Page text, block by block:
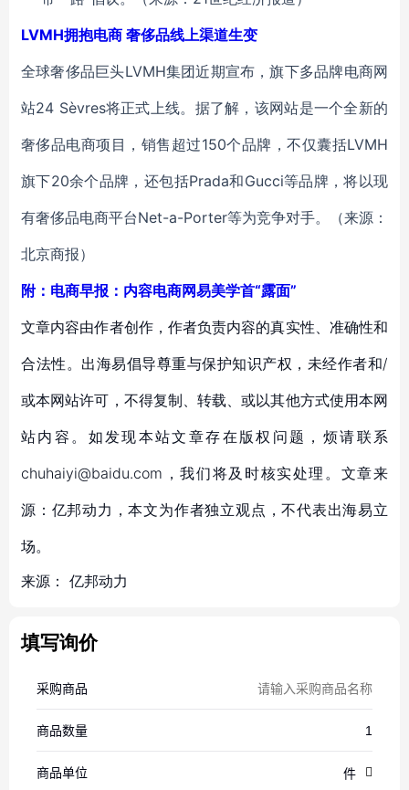
LVMH拥抱电商 奢侈品线上渠道生变
全球奢侈品巨头LVMH集团近期宣布，旗下多品牌电商网
站24 Sèvres将正式上线。据了解，该网站是一个全新的
奢侈品电商项目，销售超过150个品牌，不仅囊括LVMH
旗下20余个品牌，还包括Prada和Gucci等品牌，将以现
有奢侈品电商平台Net-a-Porter等为竞争对手。（来源：
北京商报）
附：电商早报：内容电商网易美学首“露面”
文章内容由作者创作，作者负责内容的真实性、准确性和
合法性。出海易倡导尊重与保护知识产权，未经作者和/
或本网站许可，不得复制、转载、或以其他方式使用本网
站内容。如发现本站文章存在版权问题，烦请联系
chuhaiyi@baidu.com，我们将及时核实处理。文章来
源：亿邦动力，本文为作者独立观点，不代表出海易立
场。
来源： 亿邦动力
填写询价